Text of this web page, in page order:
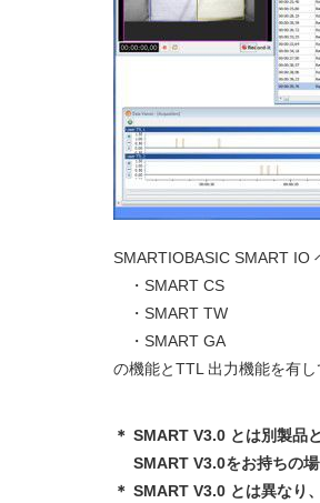
SMARTIOBASIC SMART IO
・SMART CS
・SMART TW
・SMART GA
の機能とTTL 出力機能を有し
＊ SMART V3.0 とは別製品
SMART V3.0をお持ちの場
＊ SMART V3.0 とは異なり